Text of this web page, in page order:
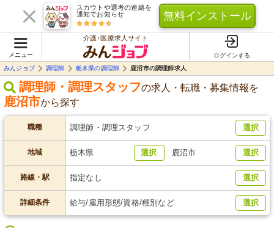
スカウトや選考の連絡を
通知でお知らせ
無料インストール
メニュー
介護･医療求人サイト
ログインする
みんジョブ
調理師 栃木県の調理師 鹿沼市の調理師求人
調理師・調理スタッフの求人・転職・募集情報を
鹿沼市から探す
職種 調理師・調理スタッフ 選択
地域 栃木県 選択 鹿沼市 選択
路線・駅 指定なし 選択
詳細条件 給与/雇用形態/資格/種別など 選択